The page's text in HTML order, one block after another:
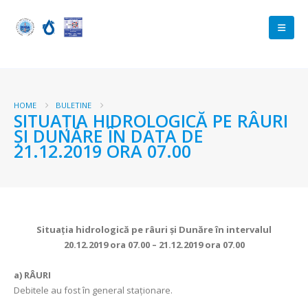
HOME BULETINE
SITUAŢIA HIDROLOGICĂ PE RÂURI
ŞI DUNĂRE ÎN DATA DE
21.12.2019 ORA 07.00
Situaţia hidrologică pe râuri şi Dunăre în intervalul
20.12.2019 ora 07.00 – 21.12.2019 ora 07.00
a) RÂURI
Debitele au fost în general staționare.